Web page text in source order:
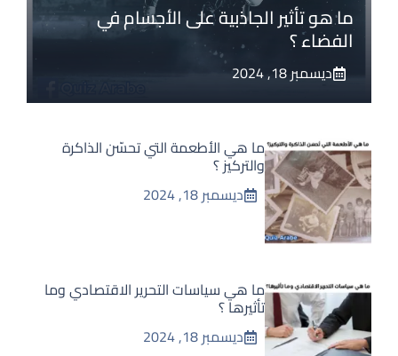
ما هو تأثير الجاذبية على الأجسام في
الفضاء ؟
ديسمبر 18, 2024
ما هي الأطعمة التي تحسّن الذاكرة
والتركيز ؟
ديسمبر 18, 2024
ما هي سياسات التحرير الاقتصادي وما
تأثيرها ؟
ديسمبر 18, 2024